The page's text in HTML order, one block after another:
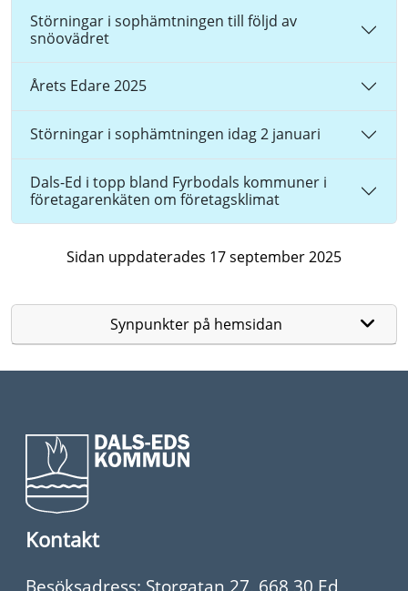
Störningar i sophämtningen till följd av
snöovädret
Årets Edare 2025
Störningar i sophämtningen idag 2 januari
Dals-Ed i topp bland Fyrbodals kommuner i
företagarenkäten om företagsklimat
Sidan uppdaterades 17 september 2025
Synpunkter på hemsidan
Kontakt
Besöksadress: Storgatan 27, 668 30 Ed